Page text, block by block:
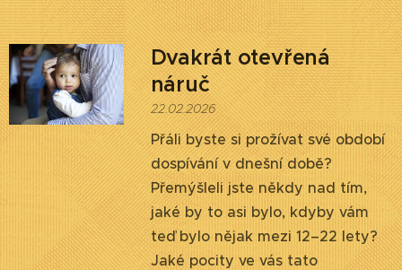
Dvakrát otevřená
náruč
22.02.2026
Přáli byste si prožívat své období
dospívání v dnešní době?
Přemýšleli jste někdy nad tím,
jaké by to asi bylo, kdyby vám
teď bylo nějak mezi 12–22 lety?
Jaké pocity ve vás tato